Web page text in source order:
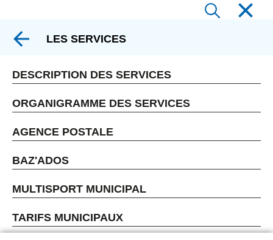
LES SERVICES
DESCRIPTION DES SERVICES
ORGANIGRAMME DES SERVICES
AGENCE POSTALE
BAZ'ADOS
MULTISPORT MUNICIPAL
TARIFS MUNICIPAUX